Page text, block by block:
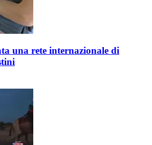
una rete internazionale di